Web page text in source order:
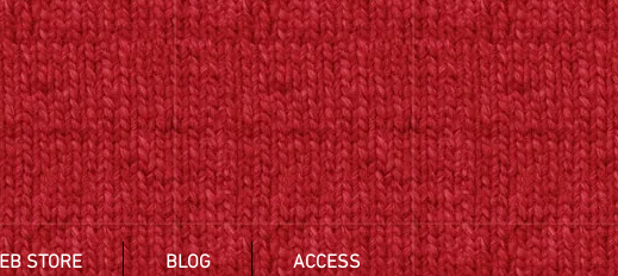
STORE BLOG ACCESS